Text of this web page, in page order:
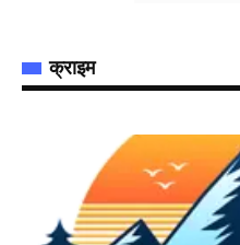
क्राइम